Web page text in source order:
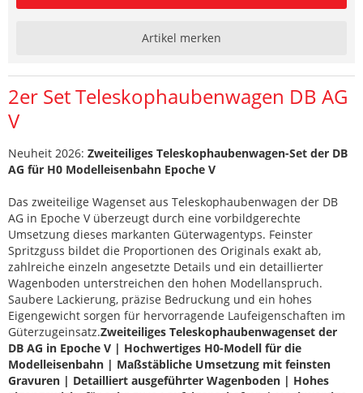
Artikel merken
2er Set Teleskophaubenwagen DB AG
V
Neuheit 2026: Zweiteiliges Teleskophaubenwagen-Set der DB
AG für H0 Modelleisenbahn Epoche V
Das zweiteilige Wagenset aus Teleskophaubenwagen der DB
AG in Epoche V überzeugt durch eine vorbildgerechte
Umsetzung dieses markanten Güterwagentyps. Feinster
Spritzguss bildet die Proportionen des Originals exakt ab,
zahlreiche einzeln angesetzte Details und ein detaillierter
Wagenboden unterstreichen den hohen Modellanspruch.
Saubere Lackierung, präzise Bedruckung und ein hohes
Eigengewicht sorgen für hervorragende Laufeigenschaften im
Güterzugeinsatz.Zweiteiliges Teleskophaubenwagenset der
DB AG in Epoche V | Hochwertiges H0-Modell für die
Modelleisenbahn | Maßstäbliche Umsetzung mit feinsten
Gravuren | Detailliert ausgeführter Wagenboden | Hohes